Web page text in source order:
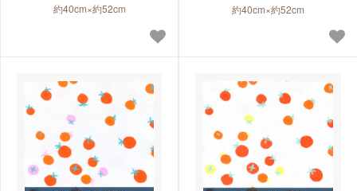
約40cm×約52cm 約40cm×約52cm